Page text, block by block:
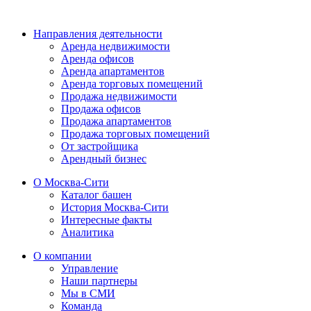
Направления деятельности
Аренда недвижимости
Аренда офисов
Аренда апартаментов
Аренда торговых помещений
Продажа недвижимости
Продажа офисов
Продажа апартаментов
Продажа торговых помещений
От застройщика
Арендный бизнес
О Москва-Сити
Каталог башен
История Москва-Сити
Интересные факты
Аналитика
О компании
Управление
Наши партнеры
Мы в СМИ
Команда